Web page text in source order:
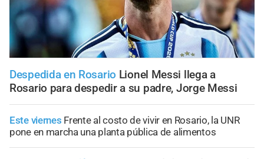
Despedida en Rosario Lionel Messi llega a
Rosario para despedir a su padre, Jorge Messi
Este viernes Frente al costo de vivir en Rosario, la UNR
pone en marcha una planta pública de alimentos